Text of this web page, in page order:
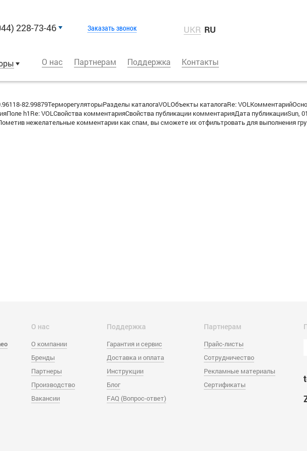
228-73-46 Заказать звонок UKR RU
О нас Партнерам Поддержка Контакты
82.99879ТерморегуляторыРазделы каталогаVOLОбъекты каталогаRe:
h1Re: VOLСвойства комментарияСвойства публикации комментарияДата публикацииSun,
нежелательные комментарии как спам, вы сможете их отфильтровать для выполнения
О нас
О компании
Бренды
Партнеры
Производство
Вакансии
Поддержка
Гарантия и сервис
Доставка и оплата
Инструкции
Блог
FAQ (Вопрос-ответ)
Партнерам
Прайс-листы
Сотрудничество
Рекламные материалы
Сертификаты